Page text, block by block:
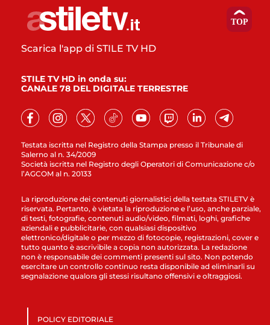
Testata iscritta nel Registro della Stampa presso il Tribunale di
Salerno al n. 34/2009
Società iscritta nel Registro degli Operatori di Comunicazione c/o
l’AGCOM al n. 20133
Scarica l'app di STILE TV HD
STILE TV HD in onda su:
CANALE 78 DEL DIGITALE TERRESTRE
La riproduzione dei contenuti giornalistici della testata STILETV è
riservata. Pertanto, è vietata la riproduzione e l’uso, anche parziale,
di testi, fotografie, contenuti audio/video, filmati, loghi, grafiche
aziendali e pubblicitarie, con qualsiasi dispositivo
elettronico/digitale o per mezzo di fotocopie, registrazioni, cover e
tutto quanto è ascrivibile a copia non autorizzata. La redazione
non è responsabile dei commenti presenti sul sito. Non potendo
esercitare un controllo continuo resta disponibile ad eliminarli su
segnalazione qualora gli stessi risultano offensivi e oltraggiosi.
POLICY EDITORIALE